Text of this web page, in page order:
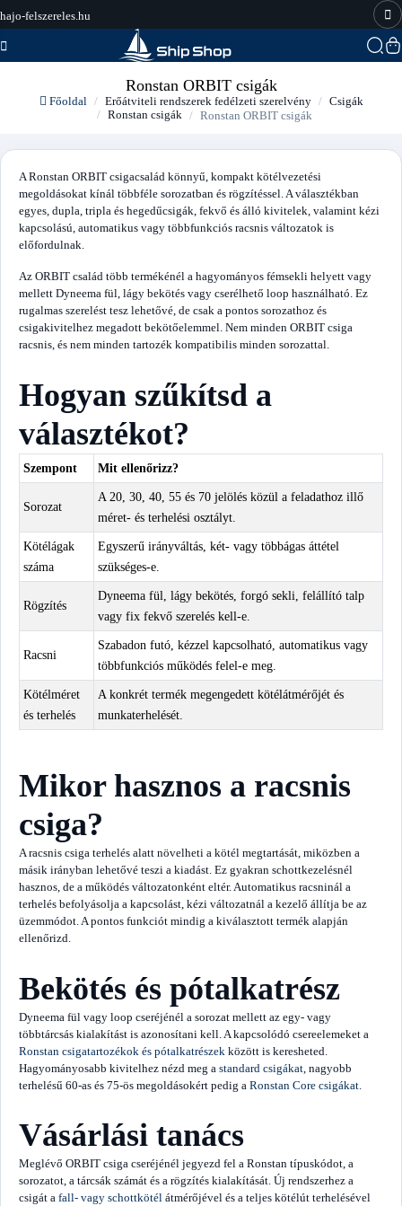
hajo-felszereles.hu
Ronstan ORBIT csigák
Főoldal Erőátviteli rendszerek fedélzeti szerelvény
Csigák
Ronstan csigák
Ronstan ORBIT csigák
A Ronstan ORBIT csigacsalád könnyű, kompakt kötélvezetési
megoldásokat kínál többféle sorozatban és rögzítéssel. A választékban
egyes, dupla, tripla és hegedűcsigák, fekvő és álló kivitelek, valamint kézi
kapcsolású, automatikus vagy többfunkciós racsnis változatok is
előfordulnak.
Az ORBIT család több termékénél a hagyományos fémsekli helyett vagy
mellett Dyneema fül, lágy bekötés vagy cserélhető loop használható. Ez
rugalmas szerelést tesz lehetővé, de csak a pontos sorozathoz és
csigakivitelhez megadott bekötőelemmel. Nem minden ORBIT csiga
racsnis, és nem minden tartozék kompatibilis minden sorozattal.
Hogyan szűkítsd a
választékot?
Szempont Mit ellenőrizz?
Sorozat
A 20, 30, 40, 55 és 70 jelölés közül a feladathoz illő
méret- és terhelési osztályt.
Kötélágak
száma
Egyszerű irányváltás, két- vagy többágas áttétel
szükséges-e.
Rögzítés
Dyneema fül, lágy bekötés, forgó sekli, felállító talp
vagy fix fekvő szerelés kell-e.
Racsni
Szabadon futó, kézzel kapcsolható, automatikus vagy
többfunkciós működés felel-e meg.
Kötélméret
és terhelés
A konkrét termék megengedett kötélátmérőjét és
munkaterhelését.
Mikor hasznos a racsnis
csiga?
A racsnis csiga terhelés alatt növelheti a kötél megtartását, miközben a
másik irányban lehetővé teszi a kiadást. Ez gyakran schottkezelésnél
hasznos, de a működés változatonként eltér. Automatikus racsninál a
terhelés befolyásolja a kapcsolást, kézi változatnál a kezelő állítja be az
üzemmódot. A pontos funkciót mindig a kiválasztott termék alapján
ellenőrizd.
Bekötés és pótalkatrész
Dyneema fül vagy loop cseréjénél a sorozat mellett az egy- vagy
többtárcsás kialakítást is azonosítani kell. A kapcsolódó csereelemeket a
Ronstan csigatartozékok és pótalkatrészek között is keresheted.
Hagyományosabb kivitelhez nézd meg a standard csigákat , nagyobb
terhelésű 60-as és 75-ös megoldásokért pedig a Ronstan Core csigákat
Vásárlási tanács
Meglévő ORBIT csiga cseréjénél jegyezd fel a Ronstan típuskódot, a
sorozatot, a tárcsák számát és a rögzítés kialakítását. Új rendszerhez a
csigát a fall- vagy schottkötél átmérőjével és a teljes kötélút terhelésével